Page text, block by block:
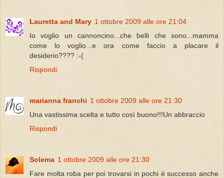
Lauretta and Mary 1 ottobre 2009 alle ore 21:04
Io voglio un cannoncino...che belli che sono...mamma
come lo voglio...e ora come faccio a placare il
desiderio???? :-(
Rispondi
marianna franchi 1 ottobre 2009 alle ore 21:30
Una vastissima scelta e tutto così buono!!!Un abbraccio
Rispondi
Solema 1 ottobre 2009 alle ore 21:30
Fare molta roba per poi trovarsi in pochi è successo anche